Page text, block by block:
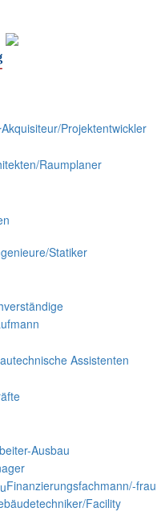
Akquisiteur/Projektentwickler
Raumplaner
Statiker
Assistenten
Ausbau
Finanzierungsfachmann/-frau
Facility